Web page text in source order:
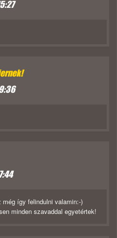
így felindulni valamin:-)
minden szavaddal egyetértek!